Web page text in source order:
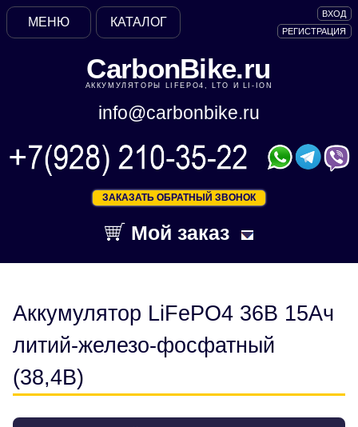
CarbonBike.ru
АККУМУЛЯТОРЫ LIFEPO4, LTO И LI-ION
info@carbonbike.ru
ЗАКАЗАТЬ ОБРАТНЫЙ ЗВОНОК
Мой заказ
ВХОД
РЕГИСТРАЦИЯ
КАТАЛОГ
МЕНЮ
Аккумулятор LiFePO4 36В 15Ач
литий-железо-фосфатный
(38,4В)